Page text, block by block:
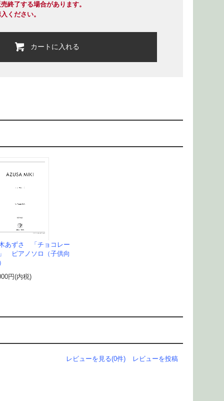
終了する場合があります。
ください。
カートに入れる
あずさ 「チョコレー
ピアノソロ（子供向
円(内税)
レビューを見る(0件) レビューを投稿